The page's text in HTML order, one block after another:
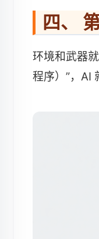
四、
环境和武器
程序）”，AI